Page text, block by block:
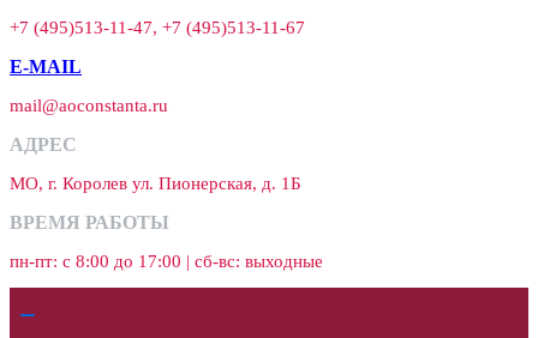
+7 (495)513-11-47, +7 (495)513-11-67
E-MAIL
mail@aoconstanta.ru
АДРЕС
МО, г. Королев ул. Пионерская, д. 1Б
ВРЕМЯ РАБОТЫ
пн-пт: с 8:00 до 17:00 | сб-вс: выходные